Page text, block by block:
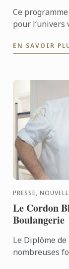
Ce
pour
...
EN SAVOIR
PRESSE,
Le Cordon
Boulangerie
Le Diplôme
nombreuses